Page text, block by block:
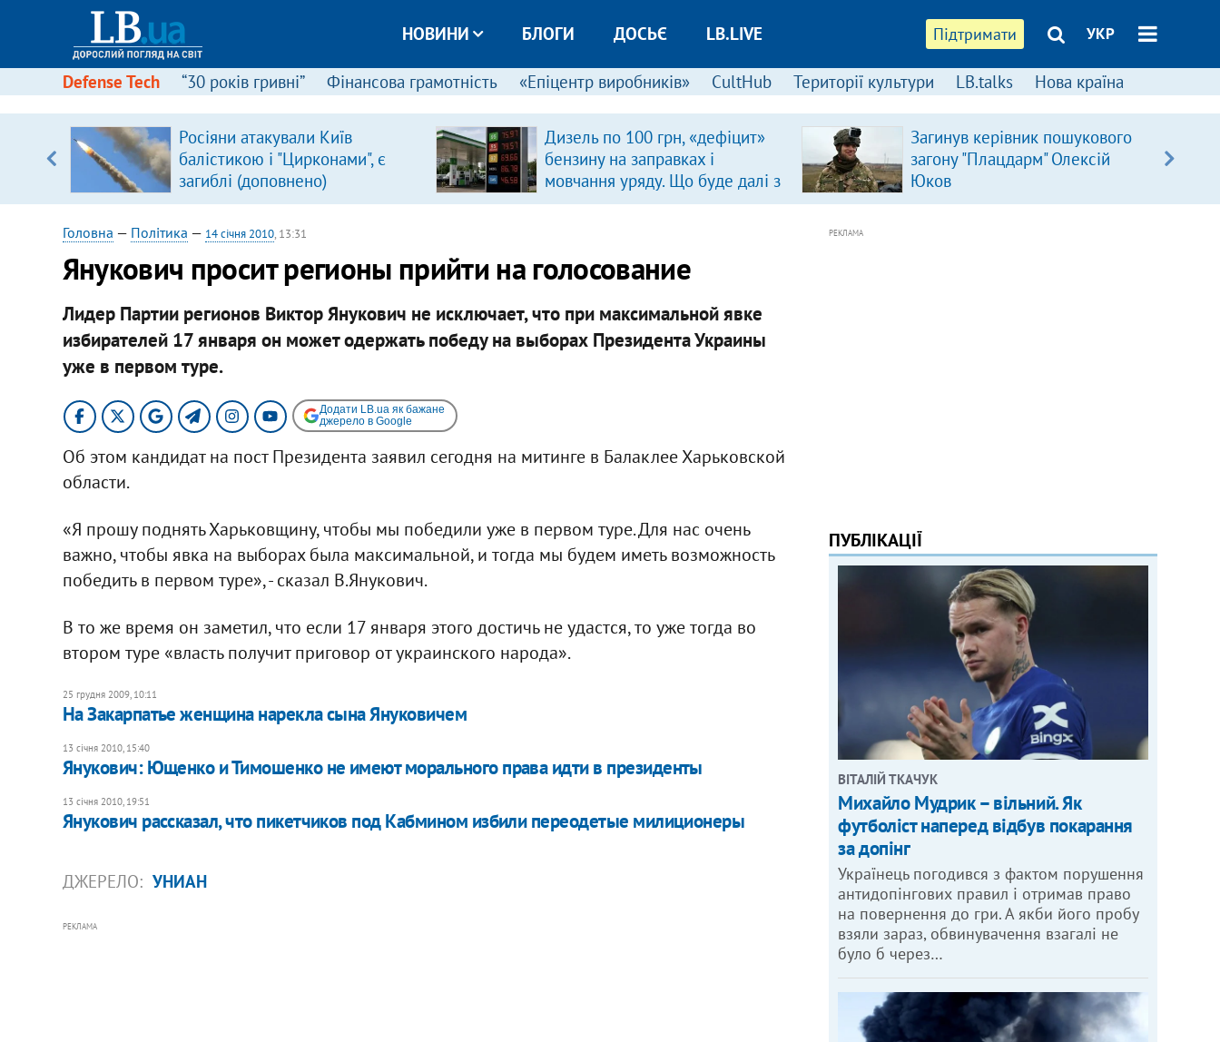
Підтримати УКР
НОВИНИ БЛОГИ ДОСЬЄ LB.LIVE
Defense Tech “30 років гривні” Фінансова грамотність «Епіцентр виробників» CultHub Території культури LB.talks Нова країна
Росіяни атакували Київ
балістикою і "Цирконами", є
загиблі (доповнено)
Дизель по 100 грн, «дефіцит»
бензину на заправках і
мовчання уряду. Що буде далі з
цінами на пальне?
Загинув керівник пошукового
загону "Плацдарм" Олексій
Юков
Головна — Політика — 14 січня 2010, 13:31
Янукович просит регионы прийти на голосование
Лидер Партии регионов Виктор Янукович не исключает, что при максимальной явке
избирателей 17 января он может одержать победу на выборах Президента Украины
уже в первом туре.
Додати LB.ua як бажане
джерело в Google
Об этом кандидат на пост Президента заявил сегодня на митинге в Балаклее Харьковской
области.
«Я прошу поднять Харьковщину, чтобы мы победили уже в первом туре. Для нас очень
важно, чтобы явка на выборах была максимальной, и тогда мы будем иметь возможность
победить в первом туре», - сказал В.Янукович.
В то же время он заметил, что если 17 января этого достичь не удастся, то уже тогда во
втором туре «власть получит приговор от украинского народа».
25 грудня 2009, 10:11
На Закарпатье женщина нарекла сына Януковичем
13 січня 2010, 15:40
Янукович: Ющенко и Тимошенко не имеют морального права идти в президенты
13 січня 2010, 19:51
Янукович рассказал, что пикетчиков под Кабмином избили переодетые милиционеры
ДЖЕРЕЛО: УНИАН
РЕКЛАМА
РЕКЛАМА
ПУБЛІКАЦІЇ
ВІТАЛІЙ ТКАЧУК
Михайло Мудрик – вільний. Як
футболіст наперед відбув покарання
за допінг
Українець погодився з фактом порушення
антидопінгових правил і отримав право
на повернення до гри. А якби його пробу
взяли зараз, обвинувачення взагалі не
було б через…